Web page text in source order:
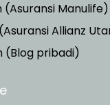
(Asuransi Manulife)
Allianz
(Blog pribadi)